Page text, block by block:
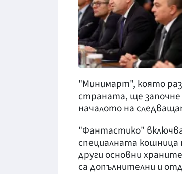
Снимка: БТА
"Минимарт", която
страната, ще
началото на
"Фантастико"
специалната кошница
други основни
са допълнителни и